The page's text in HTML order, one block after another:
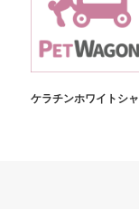
ケラチンホワイトシ